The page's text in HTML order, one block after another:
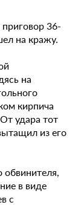
36-
на кражу.
на
кирпича
удара тот
из его
обвинителя,
в виде
с